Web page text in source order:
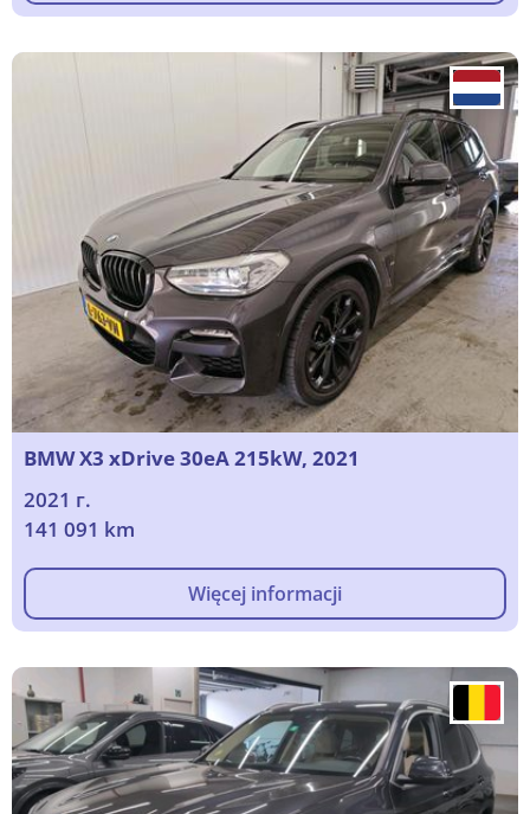
BMW X3 xDrive 30eA 215kW, 2021
2021 г.
141 091 km
Więcej informacji